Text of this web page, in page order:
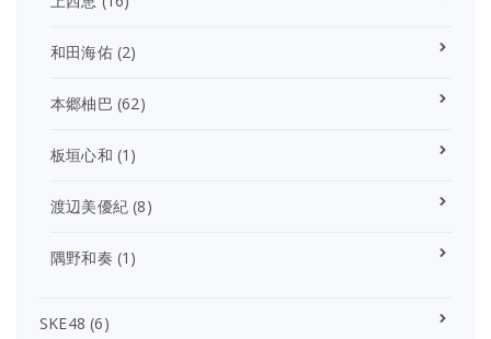
和田海佑(2)
本郷柚巴 (62)
板垣心和 (1)
渡辺美優紀 (8)
隅野和奏 (1)
SKE48 (6)